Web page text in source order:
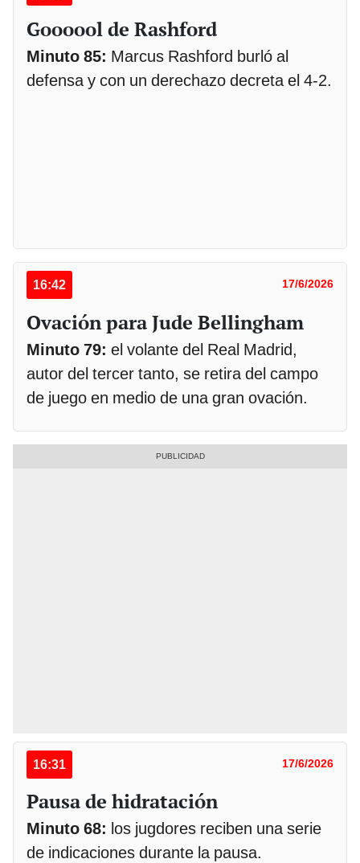
Goooool de Rashford
Minuto 85: Marcus Rashford burló al
defensa y con un derechazo decreta el 4-2.
16:42 17/6/2026
Ovación para Jude Bellingham
Minuto 79: el volante del Real Madrid,
autor del tercer tanto, se retira del campo
de juego en medio de una gran ovación.
16:31 17/6/2026
Pausa de hidratación
Minuto 68: los jugdores reciben una serie
de indicaciones durante la pausa.